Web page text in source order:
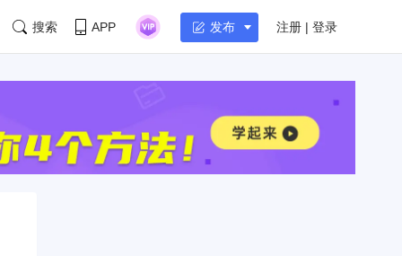
搜索 APP 发布 注册 | 登录